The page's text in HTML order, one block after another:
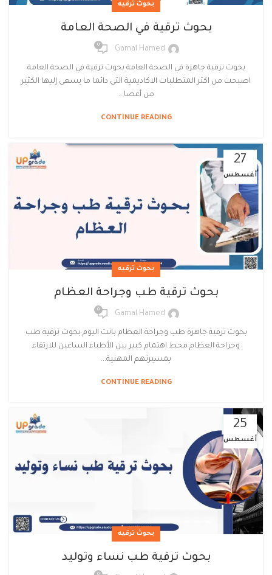
بحوث ترقيه
بحوث ترقية في الصحة العامة
Gamal Hamed
0
بحوث ترقية جاهزة في الصحة العامة بحوث ترقية في الصحة العامة
اصبحت من اكثر المتطلبات الاكاديمية التى دائما ما يسعى إليها الكثير
من أعضا...
CONTINUE READING
27
أغسطس
بحوث ترقيه
بحوث ترقية طب وجراحة العظام
Gamal Hamed
0
بحوث ترقية جاهزة طب وجراحة العظام باتت اليوم بحوث ترقية طب
وجراحة العظام محط اهتمام كبير بين الأطباء الساعين للارتقاء
بمسيرتهم المهنية...
CONTINUE READING
25
أغسطس
بحوث ترقيه
بحوث ترقية طب نساء وتوليد